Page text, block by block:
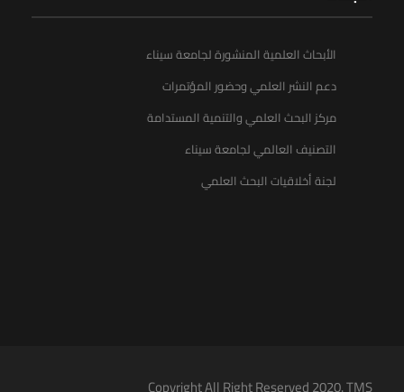
الأبحاث العلمية المنشورة لجامعة سيناء
دعم النشر العلمي وحضور المؤتمرات
مركز البحث العلمي والتنمية المستدامة
التصنيف العالمي لجامعة سيناء
لجنة أخلاقيات البحث العلمي